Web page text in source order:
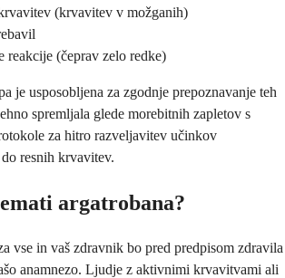
(krvavitev v možganih)
reakcije (čeprav zelo redke)
je usposobljena za zgodnje prepoznavanje teh
spremljala glede morebitnih zapletov s
za hitro razveljavitev učinkov
resnih krvavitev.
argatrobana?
vse in vaš zdravnik bo pred predpisom zdravila
anamnezo. Ljudje z aktivnimi krvavitvami ali